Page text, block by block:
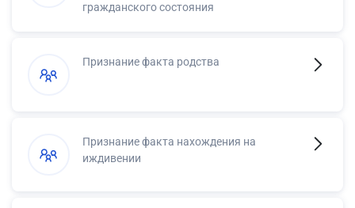
гражданского состояния
Признание факта родства
Признание факта нахождения на
иждивении